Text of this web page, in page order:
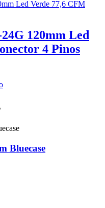
120mm Led
4 Pinos
Bluecase